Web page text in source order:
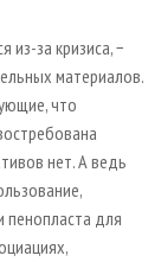
за кризиса, −
материалов.
что
нет. А ведь
пенопласта для